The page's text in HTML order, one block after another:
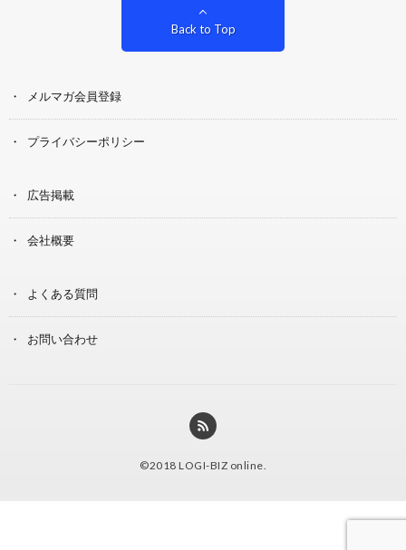
Back to Top
メルマガ会員登録
プライバシーポリシー
広告掲載
会社概要
よくある質問
お問い合わせ
©2018 LOGI-BIZ online